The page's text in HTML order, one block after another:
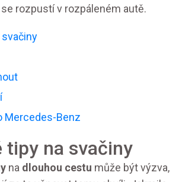
rozpustí v rozpáleném autě.
Mercedes-Benz
tipy na svačiny
na dlouhou cestu může být výzva,